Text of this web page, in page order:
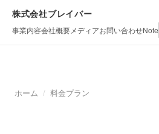
株式会社ブレイバー
事業内容会社概要メディアお問い合わせNote
ホーム / 料金プラン